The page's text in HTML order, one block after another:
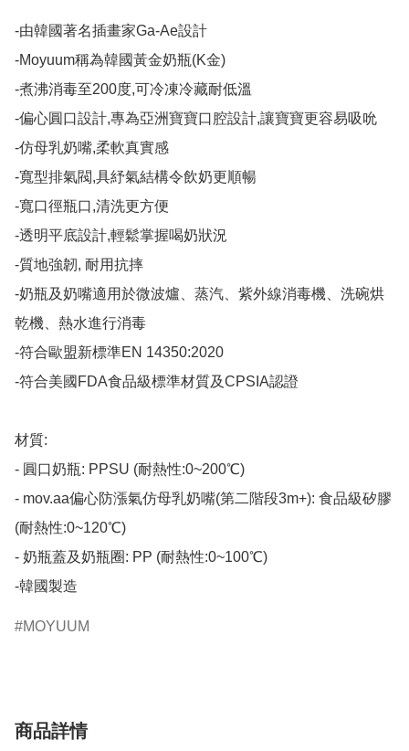
-由韓國著名插畫家Ga-Ae設計
-Moyuum稱為韓國黃金奶瓶(K金)
-煮沸消毒至200度,可冷凍冷藏耐低溫
-偏心圓口設計,專為亞洲寶寶口腔設計,讓寶寶更容易吸吮
-仿母乳奶嘴,柔軟真實感
-寬型排氣閥,具紓氣結構令飲奶更順暢
-寬口徑瓶口,清洗更方便
-透明平底設計,輕鬆掌握喝奶狀況
-質地強韌, 耐用抗摔
-奶瓶及奶嘴適用於微波爐、蒸汽、紫外線消毒機、洗碗烘
乾機、熱水進行消毒
-符合歐盟新標準EN 14350:2020
-符合美國FDA食品級標準材質及CPSIA認證
材質:
- 圓口奶瓶: PPSU (耐熱性:0~200℃)
- mov.aa偏心防漲氣仿母乳奶嘴(第二階段3m+): 食品級矽膠
(耐熱性:0~120℃)
- 奶瓶蓋及奶瓶圈: PP (耐熱性:0~100℃)
-韓國製造​
MOYUUM
商品詳情